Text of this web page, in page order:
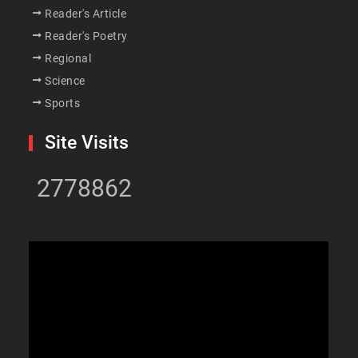
Reader's Article
Reader's Poetry
Regional
Science
Sports
Site Visits
2778862